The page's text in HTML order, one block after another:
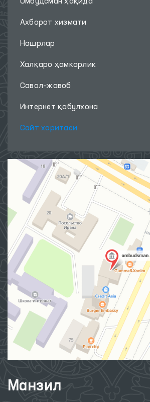
Омбудсман ҳақида
Ахборот хизмати
Нашрлар
Халқаро ҳамкорлик
Савол-жавоб
Интернет қабулхона
Сайт харитаси
Манзил